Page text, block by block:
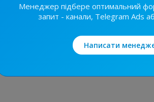
Менеджер підбере оптимальний
запит - канали, Telegram Ads
Написати